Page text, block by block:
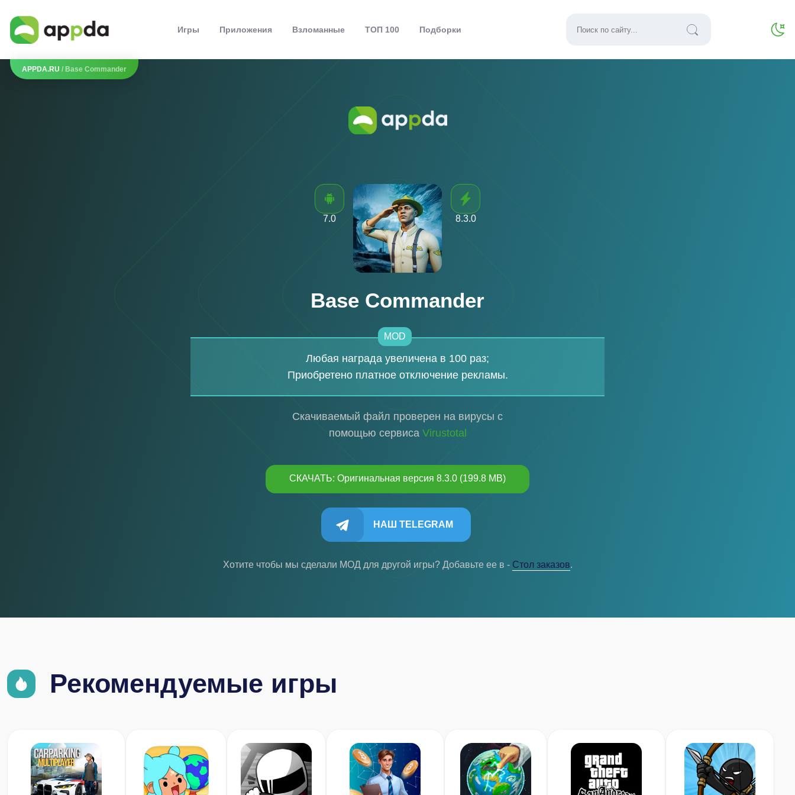
Игры Приложения Взломанные ТОП 100 Подборки
APPDA.RU / Base Commander
7.0 8.3.0
Base Commander
MOD
Любая награда увеличена в 100 раз;
Приобретено платное отключение рекламы.
Скачиваемый файл проверен на вирусы с
помощью сервиса Virustotal
СКАЧАТЬ: Оригинальная версия 8.3.0 (199.8 MB)
НАШ TELEGRAM
Хотите чтобы мы сделали МОД для другой игры? Добавьте ее в - Cтол заказов.
Рекомендуемые игры